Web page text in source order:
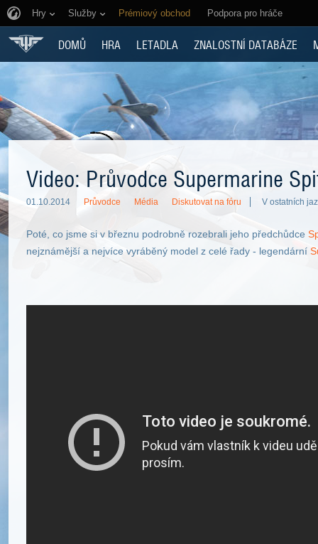
Hry Služby Prémiový obchod Podpora pro hráče
DOMŮ HRA LETADLA ZNALOSTNÍ DATABÁZE
Video: Průvodce Supermarine
01.10.2014 Průvodce Média Diskutovat na fóru V ostatních
Poté, co jsme si v březnu podrobně rozebrali jeho předchůdce
nejznámější a nejvíce vyráběný model z celé řady - legendární